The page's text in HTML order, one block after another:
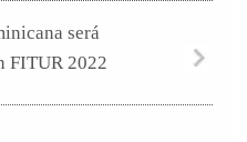
será
FITUR 2022